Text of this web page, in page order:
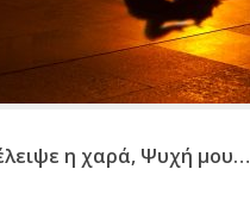
η χαρά, Ψυχή μου…